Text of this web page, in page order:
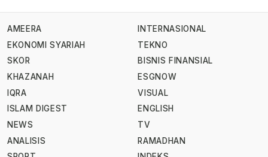
AMEERA
EKONOMI SYARIAH
SKOR
KHAZANAH
IQRA
ISLAM DIGEST
NEWS
ANALISIS
INTERNASIONAL
TEKNO
BISNIS FINANSIAL
ESGNOW
VISUAL
ENGLISH
TV
RAMADHAN